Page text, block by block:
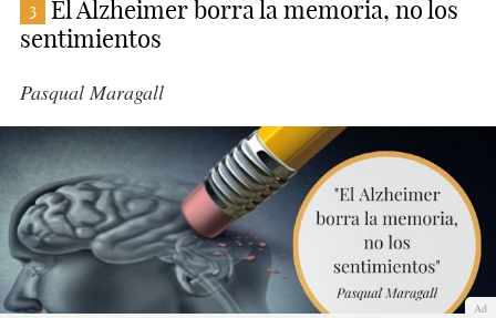
3
El Alzheimer borra la memoria, no los
sentimientos
Pasqual Maragall
Ad